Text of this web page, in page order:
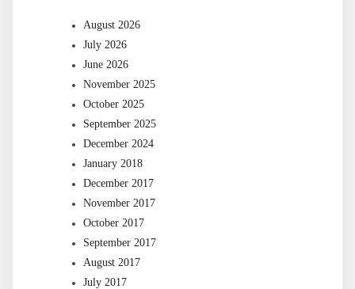
August 2026
July 2026
June 2026
November 2025
October 2025
September 2025
December 2024
January 2018
December 2017
November 2017
October 2017
September 2017
August 2017
July 2017